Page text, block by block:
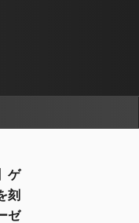
ゲ
刻
ゼ